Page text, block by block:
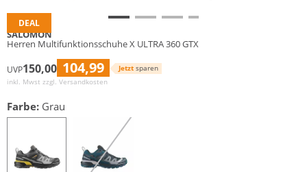
DEAL
SALOMON
Herren Multifunktionsschuhe X ULTRA 360 GTX
UVP150,00 104,99 Jetzt sparen
inkl. Mwst zzgl. Versandkosten
Farbe: Grau